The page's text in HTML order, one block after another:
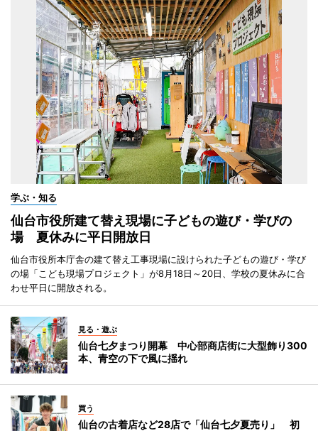
学ぶ・知る
仙台市役所建て替え現場に子どもの遊び・学びの
場 夏休みに平日開放日
仙台市役所本庁舎の建て替え工事現場に設けられた子どもの遊び・学び
の場「こども現場プロジェクト」が8月18日～20日、学校の夏休みに合
わせ平日に開放される。
見る・遊ぶ
仙台七夕まつり開幕 中心部商店街に大型飾り300
本、青空の下で風に揺れ
買う
仙台の古着店など28店で「仙台七夕夏売り」 初